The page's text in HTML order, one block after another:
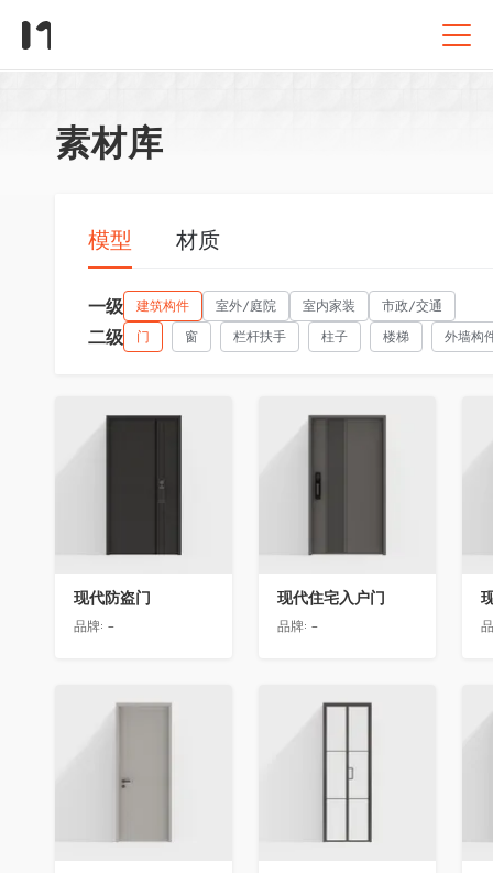
素材库
模型 材质
一级 建筑构件 室外/庭院 室内家装 市政/交通
二级 门 窗 栏杆扶手 柱子 楼梯 外墙构
收藏
现代防盗门
品牌: -
收藏
现代住宅入户门
品牌: -
收藏 收藏